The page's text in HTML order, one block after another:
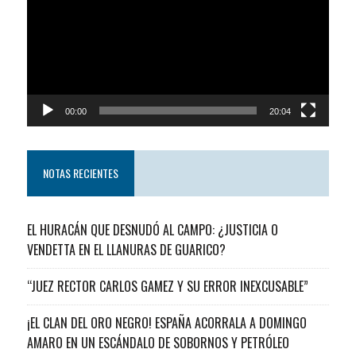
00:00 20:04
NOTAS RECIENTES
EL HURACÁN QUE DESNUDÓ AL CAMPO: ¿JUSTICIA O
VENDETTA EN EL LLANURAS DE GUARICO?
“JUEZ RECTOR CARLOS GAMEZ Y SU ERROR INEXCUSABLE”
¡EL CLAN DEL ORO NEGRO! ESPAÑA ACORRALA A DOMINGO
AMARO EN UN ESCÁNDALO DE SOBORNOS Y PETRÓLEO